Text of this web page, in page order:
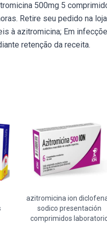
500mg 5
Retire seu pedido na
à azitromicina; Em
retenção da receita.
azitromicina ion
sodico presentación
comprimidos